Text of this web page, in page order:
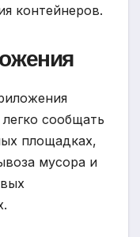
контейнеров.
сообщать
площадках,
мусора и